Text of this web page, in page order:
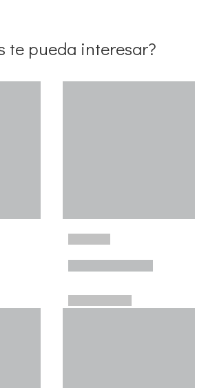
te pueda interesar?